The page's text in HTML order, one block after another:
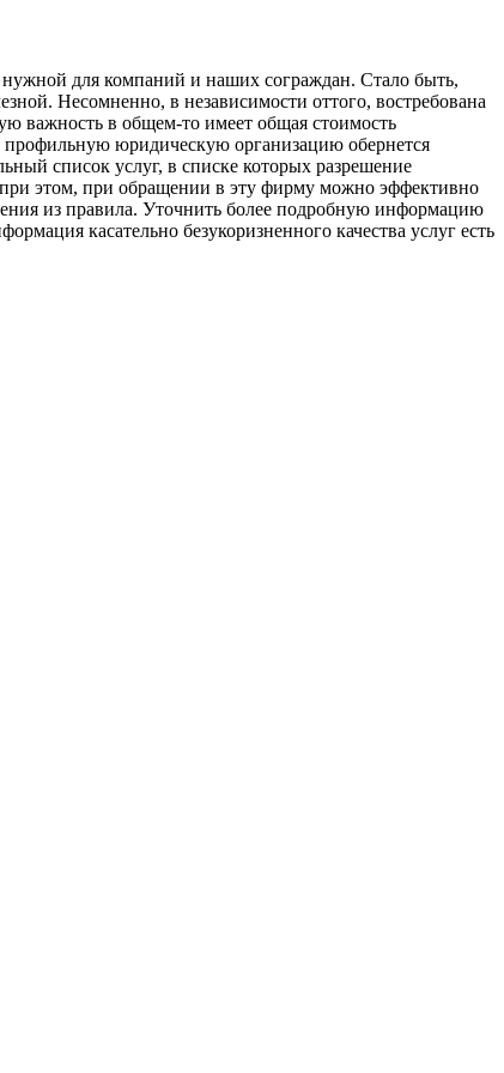
нужной для компаний и наших сограждан. Стало быть,
Несомненно, в независимости оттого, востребована
важность в общем-то имеет общая стоимость
профильную юридическую организацию обернется
список услуг, в списке которых разрешение
этом, при обращении в эту фирму можно эффективно
из правила. Уточнить более подробную информацию
касательно безукоризненного качества услуг есть